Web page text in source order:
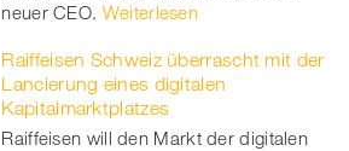
neuer CEO. Weiterlesen
Raiffeisen Schweiz überrascht mit der
Lancierung eines digitalen
Kapitalmarktplatzes
Raiffeisen will den Markt der digitalen